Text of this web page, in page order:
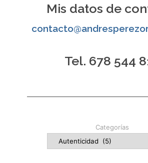
Mis datos de
Tel. 678 544
Categorías